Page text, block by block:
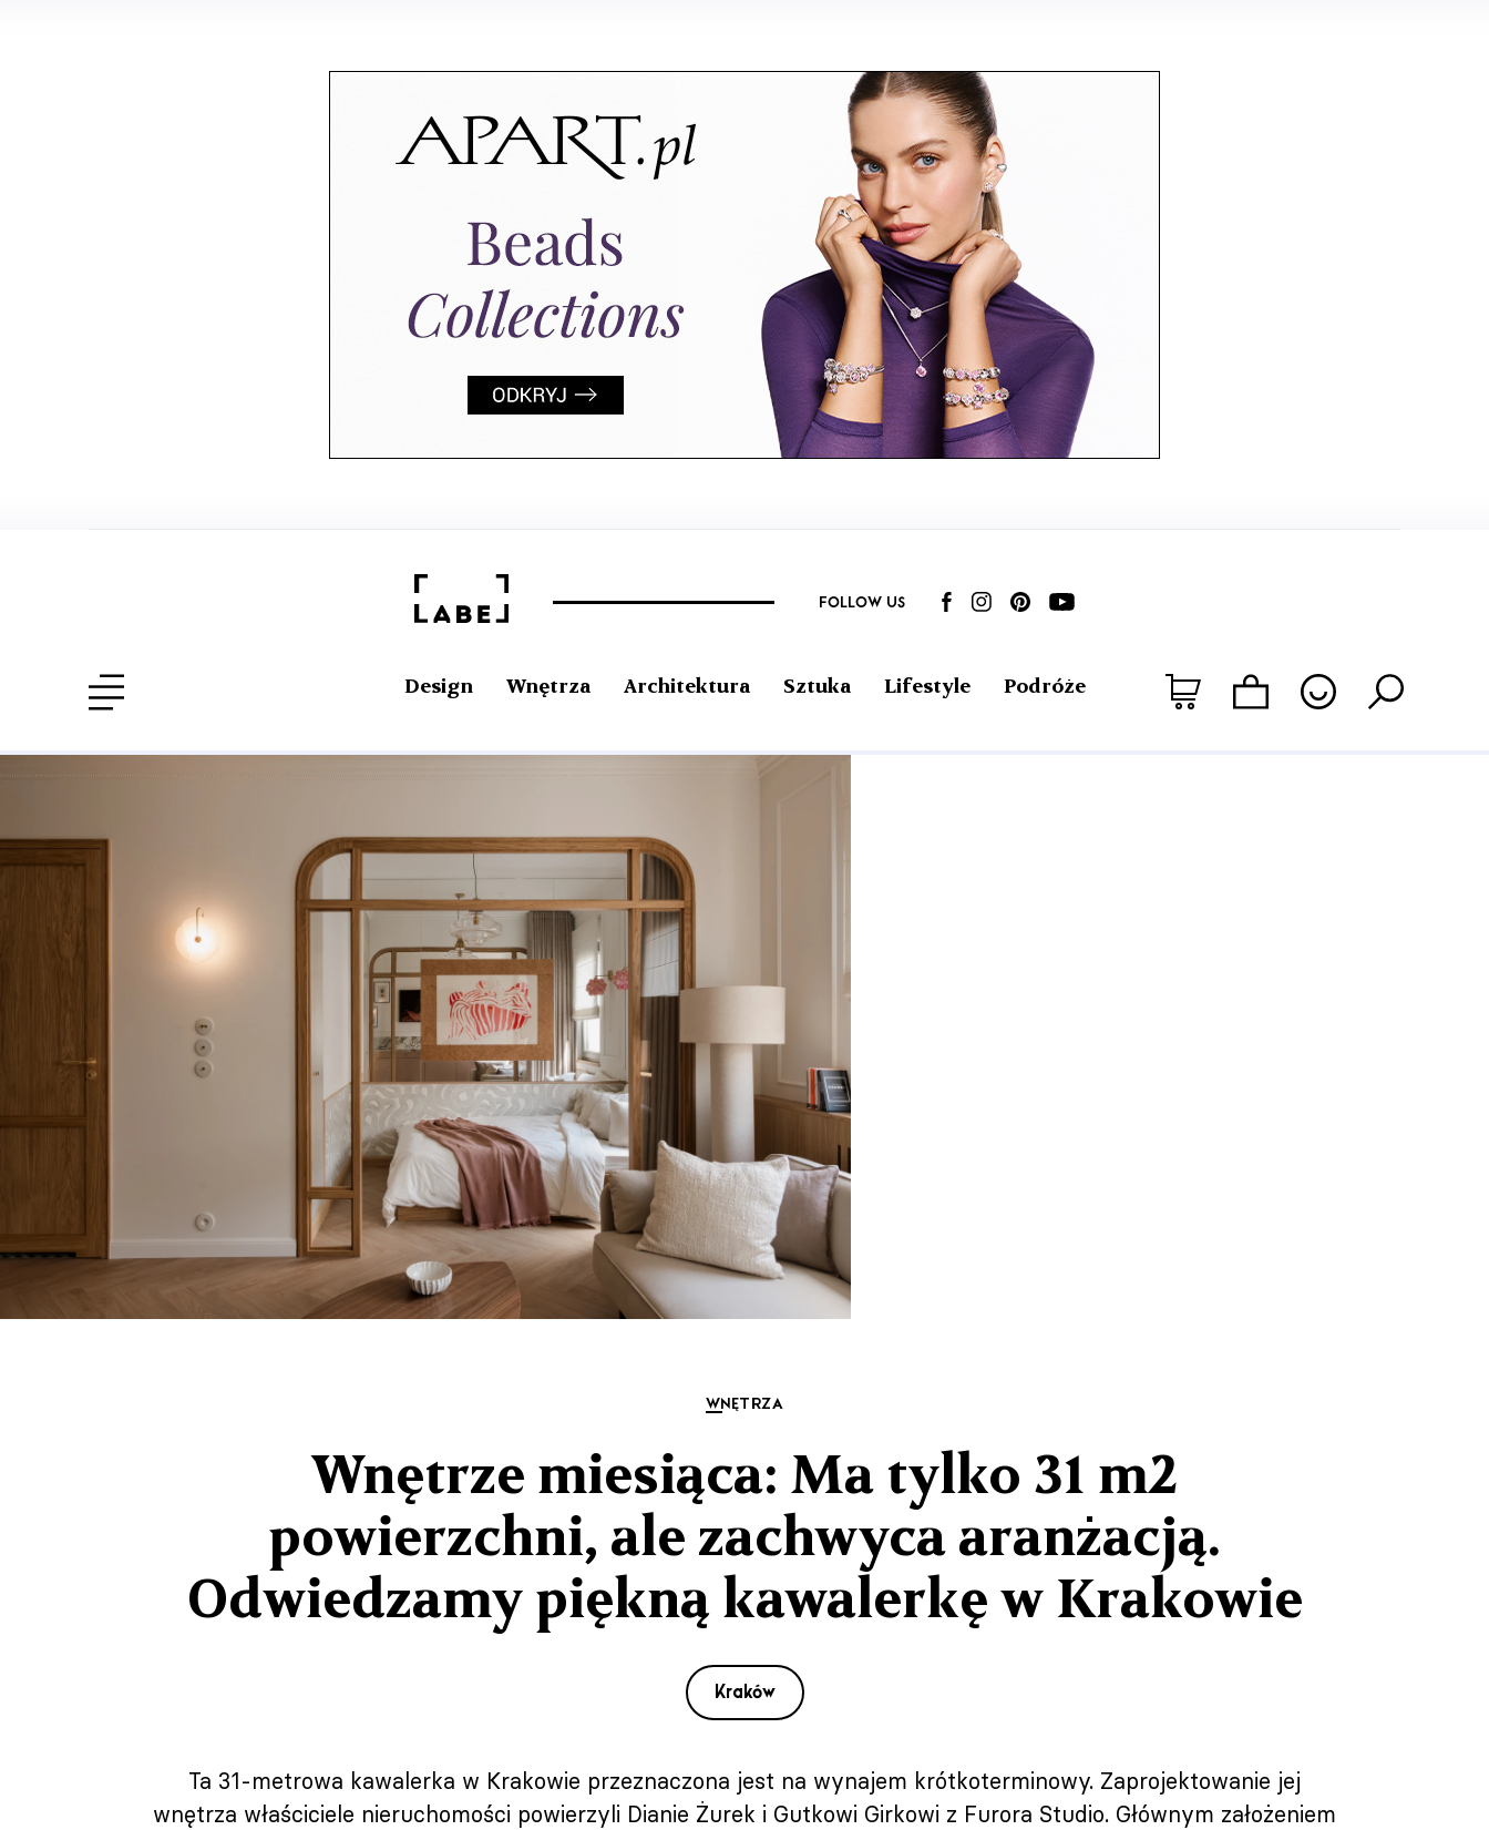
FOLLOW US
Design Wnętrza Architektura Sztuka Lifestyle Podróże
WNĘTRZA
Wnętrze miesiąca: Ma tylko 31 m2
powierzchni, ale zachwyca aranżacją.
Odwiedzamy piękną kawalerkę w Krakowie
Kraków
Ta 31-metrowa kawalerka w Krakowie przeznaczona jest na wynajem krótkoterminowy. Zaprojektowanie jej
wnętrza właściciele nieruchomości powierzyli Dianie Żurek i Gutkowi Girkowi z Furora Studio. Głównym założeniem